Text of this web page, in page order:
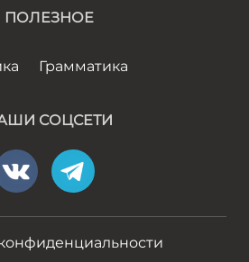
ПОЛЕЗНОЕ
Грамматика
СОЦСЕТИ